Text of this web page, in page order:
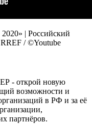
| Российский
/ ©Youtube
- открой новую
возможности и
в РФ и за её
партнёров.